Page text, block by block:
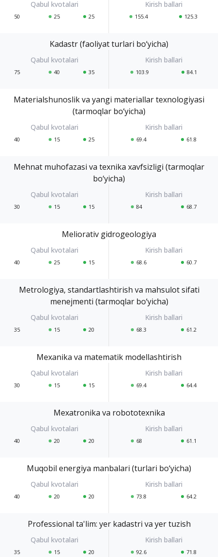
50 25 25 155.4 125.3
Kadastr (faoliyat turlari bo‘yicha)
75 40 35 103.9 84.1
Materialshunoslik va yangi materiallar texnologiyasi
(tarmoqlar bo‘yicha)
40 15 25 69.4 61.8
Mehnat muhofazasi va texnika xavfsizligi (tarmoqlar
bo‘yicha)
30 15 15 84 68.7
Meliorativ gidrogeologiya
40 25 15 68.6 60.7
Metrologiya, standartlashtirish va mahsulot sifati
menejmenti (tarmoqlar bo‘yicha)
35 15 20 68.3 61.2
Mexanika va matematik modellashtirish
30 15 15 69.4 64.4
Mexatronika va robototexnika
40 20 20 68 61.1
Muqobil energiya manbalari (turlari bo‘yicha)
40 20 20 73.8 64.2
Professional ta'lim: yer kadastri va yer tuzish
35 15 20 92.6 71.8